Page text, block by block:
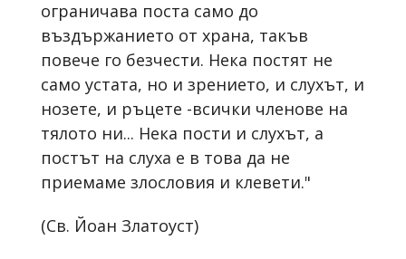
ограничава поста само до
въздържанието от храна, такъв
повече го безчести. Нека постят не
само устата, но и зрението, и слухът, и
нозете, и ръцете -всички членове на
тялото ни... Нека пости и слухът, а
постът на слуха е в това да не
приемаме злословия и клевети."
(Св. Йоан Златоуст)